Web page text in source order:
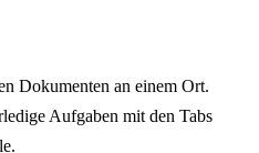
Dokumenten an einem Ort.
Aufgaben mit den Tabs